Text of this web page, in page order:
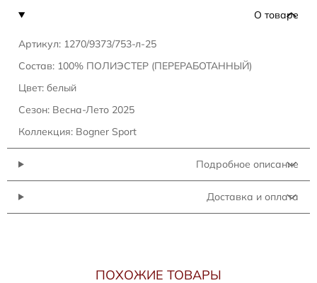
О товаре
Артикул: 1270/9373/753-л-25
Состав: 100% ПОЛИЭСТЕР (ПЕРЕРАБОТАННЫЙ)
Цвет: белый
Сезон: Весна-Лето 2025
Коллекция: Bogner Sport
Подробное описание
Доставка и оплата
ПОХОЖИЕ ТОВАРЫ